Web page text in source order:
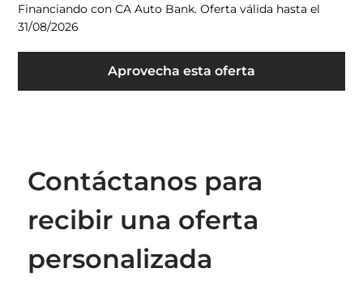
Financiando con CA Auto Bank. Oferta válida hasta el
31/08/2026
Aprovecha esta oferta
Contáctanos para
recibir una oferta
personalizada